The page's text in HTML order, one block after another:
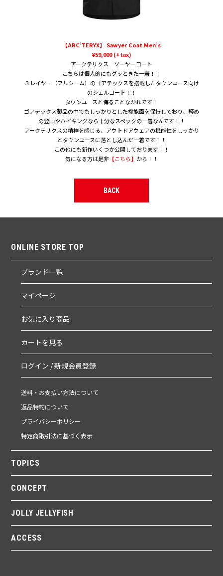
【ARC’TERYX】 Sawyer Coat Men’s
¥59,000 (+tax)
アークテリクス ソーヤーコート
こちらは個人的にもグッときた一着！！
３レイヤー（フルシーム）のゴアテックスを搭載したタウンユース向け
のシェルコート！！
タウンユースと侮ることなかれです！
ゴアテックス製品の中でもしっかりとした機能面を保持しており、軽め
の登山やハイキングなら十分なスペックの一着なんです！！
アークテリクスの精神を感じる、アウトドアウェアの機能性をしっかり
とタウンユースに落とし込んだ一着です！！
この他にも新作いくつか公開しております！！
気になる方は是非【こちら】 から！！
BACK
ONLINE STORE TOP
ブランド一覧
マイページ
お気に入り商品
カートを見る
ログイン / 新規会員登録
送料・お支払い方法について
返品特約について
プライバシーポリシー
特定商取引法に基づく表示
TOPICS
CONCEPT
JOLLY JELLYFISH
ACCESS